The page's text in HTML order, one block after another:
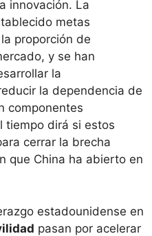
innovación. La
metas
proporción de
y se han
la
la dependencia de
componentes
tiempo dirá si estos
cerrar la brecha
que China ha abierto en
estadounidense en
pasan por acelerar